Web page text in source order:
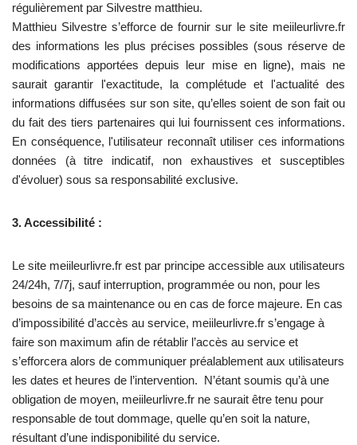
régulièrement par Silvestre matthieu.
Matthieu Silvestre s’efforce de fournir sur le site meiileurlivre.fr
des informations les plus précises possibles (sous réserve de
modifications apportées depuis leur mise en ligne), mais ne
saurait garantir l'exactitude, la complétude et l'actualité des
informations diffusées sur son site, qu’elles soient de son fait ou
du fait des tiers partenaires qui lui fournissent ces informations.
En conséquence, l'utilisateur reconnaît utiliser ces informations
données (à titre indicatif, non exhaustives et susceptibles
d'évoluer) sous sa responsabilité exclusive.
3. Accessibilité :
Le site meiileurlivre.fr est par principe accessible aux utilisateurs
24/24h, 7/7j, sauf interruption, programmée ou non, pour les
besoins de sa maintenance ou en cas de force majeure. En cas
d’impossibilité d’accès au service, meiileurlivre.fr s’engage à
faire son maximum afin de rétablir l’accès au service et
s’efforcera alors de communiquer préalablement aux utilisateurs
les dates et heures de l’intervention. N’étant soumis qu’à une
obligation de moyen, meiileurlivre.fr ne saurait être tenu pour
responsable de tout dommage, quelle qu’en soit la nature,
résultant d’une indisponibilité du service.